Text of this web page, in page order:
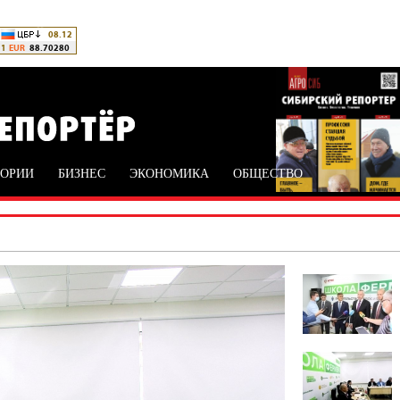
БИЗНЕС ЭКОНОМИКА ОБЩЕСТВО